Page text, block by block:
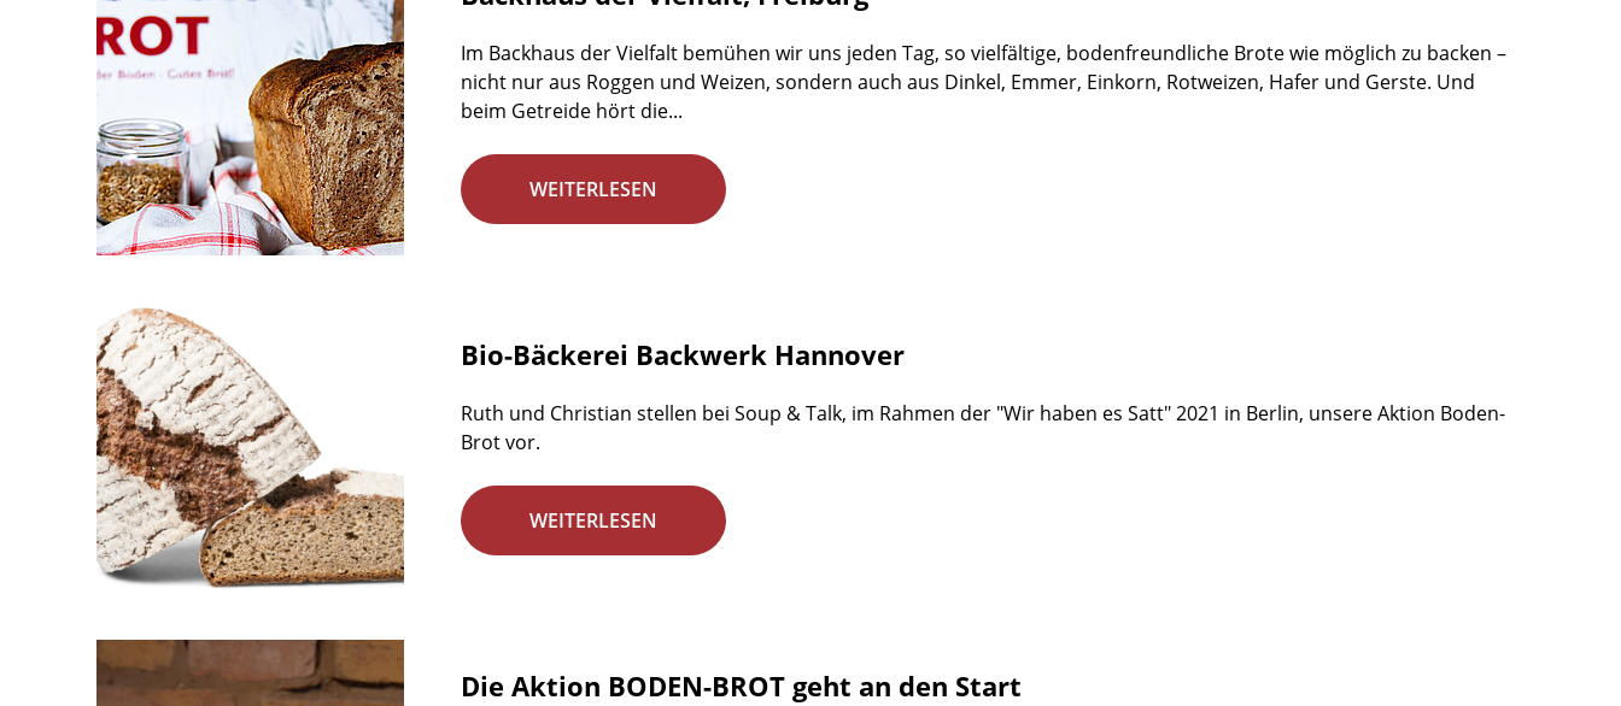
Im Backhaus der Vielfalt bemühen wir uns jeden Tag, so vielfältige, bodenfreundliche Brote wie möglich zu backen –
nicht nur aus Roggen und Weizen, sondern auch aus Dinkel, Emmer, Einkorn, Rotweizen, Hafer und Gerste. Und
beim Getreide hört die...
WEITERLESEN
Bio-Bäckerei Backwerk Hannover
Ruth und Christian stellen bei Soup & Talk, im Rahmen der "Wir haben es Satt" 2021 in Berlin, unsere Aktion Boden-
Brot vor.
WEITERLESEN
Die Aktion BODEN-BROT geht an den Start